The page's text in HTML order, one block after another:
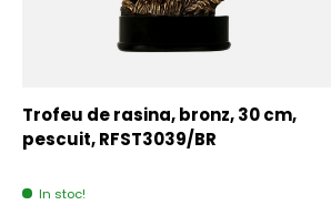
Trofeu de rasina, bronz, 30 cm,
pescuit, RFST3039/BR
In stoc!